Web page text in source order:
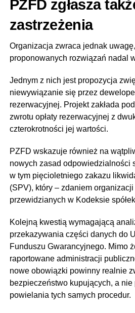
PZFD zgłasza
zastrzeżenia
Organizacja zwraca jednak
proponowanych rozwiązań nadal
Jednym z nich jest propozycja
niewywiązanie się przez
rezerwacyjnej. Projekt zakłada
zwrotu opłaty rezerwacyjnej z
czterokrotności jej wartości.
PZFD wskazuje również na
nowych zasad odpowiedzialności
w tym pięcioletniego zakazu
(SPV), który – zdaniem
przewidzianych w Kodeksie
Kolejną kwestią wymagającą
przekazywania części danych do
Funduszu Gwarancyjnego. Mimo
raportowane administracji
nowe obowiązki powinny realnie
bezpieczeństwo kupujących, a
powielania tych samych procedur.